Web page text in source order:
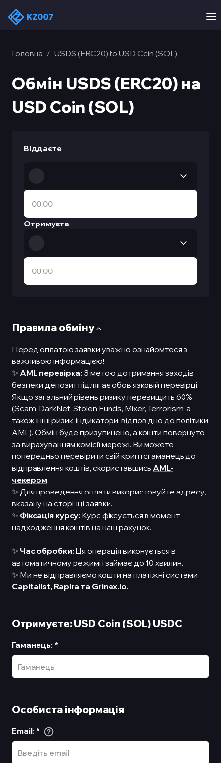
Головна / USDS (ERC20) to USD Coin (SOL)
Обмін USDS (ERC20) на
USD Coin (SOL)
Правила обмiну
Перед оплатою заявки уважно ознайомтеся з
важливою інформацією!
✨ AML перевірка: З метою дотримання заходів
безпеки депозит підлягає обов'язковій перевірці.
Якщо загальний рівень ризику перевищить 60%
(Scam, DarkNet, Stolen Funds, Mixer, Terrorism, а
також інші ризик-індикатори, відповідно до політики
AML). Обмін буде призупинено, а кошти повернуто
за вирахуванням комісії мережі. Ви можете
попередньо перевірити свій криптогаманець до
відправлення коштів, скориставшись AML-
чекером.
✨ Для проведення оплати використовуйте адресу,
вказану на сторінці заявки.
✨ Фіксація курсу: Курс фіксується в момент
надходження коштів на наш рахунок.
✨ Час обробки: Ця операція виконується в
автоматичному режимі і займає до 10 хвилин.
✨ Ми не відправляємо кошти на платіжні системи
Capitalist, Rapira та Grinex.io.
Отримуєте: USD Coin (SOL) USDC
Гаманець: *
Особиста інформація
Email: *
Віддаєте
Отримуєте